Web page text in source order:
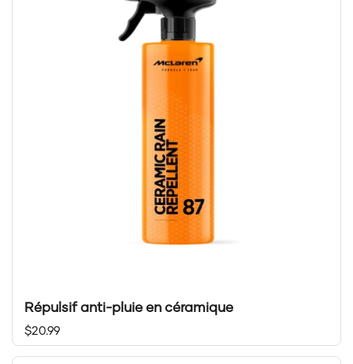
Répulsif anti-pluie en céramique
Prix régulier
$20.99